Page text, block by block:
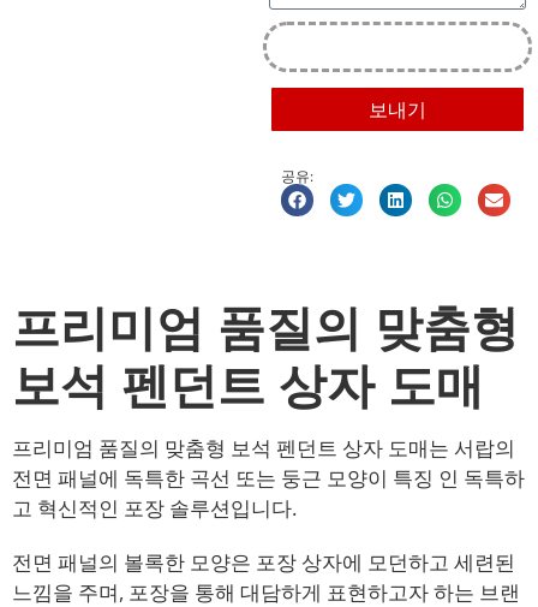
보내기
공유:
프리미엄 품질의 맞춤형
보석 펜던트 상자 도매
프리미엄 품질의 맞춤형 보석 펜던트 상자 도매는 서랍의
전면 패널에 독특한 곡선 또는 둥근 모양이 특징 인 독특하
고 혁신적인 포장 솔루션입니다.
전면 패널의 볼록한 모양은 포장 상자에 모던하고 세련된
느낌을 주며, 포장을 통해 대담하게 표현하고자 하는 브랜